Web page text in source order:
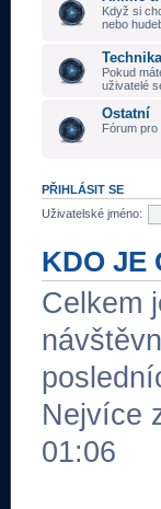
Když si
nebo
Technika
Pokud
uživatelé
Ostatní
Fórum
PŘIHLÁSIT SE
Uživatelské jméno:
KDO JE
Celkem
Nejvíce
01:06